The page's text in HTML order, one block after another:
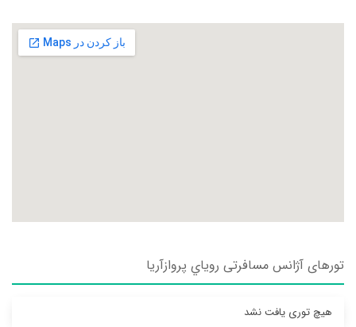
تورهای آژانس مسافرتی روياي پروازآريا
هیچ توری یافت نشد